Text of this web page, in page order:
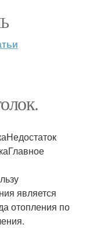
является
отопления по